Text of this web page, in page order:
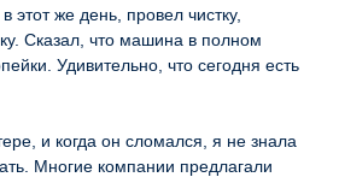
этот же день, провел чистку,
Сказал, что машина в полном
Удивительно, что сегодня есть
и когда он сломался, я не знала
Многие компании предлагали